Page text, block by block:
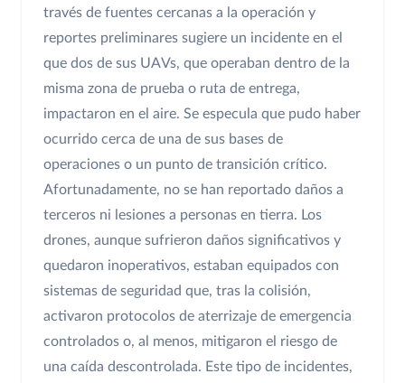
través de fuentes cercanas a la operación y
reportes preliminares sugiere un incidente en el
que dos de sus UAVs, que operaban dentro de la
misma zona de prueba o ruta de entrega,
impactaron en el aire. Se especula que pudo haber
ocurrido cerca de una de sus bases de
operaciones o un punto de transición crítico.
Afortunadamente, no se han reportado daños a
terceros ni lesiones a personas en tierra. Los
drones, aunque sufrieron daños significativos y
quedaron inoperativos, estaban equipados con
sistemas de seguridad que, tras la colisión,
activaron protocolos de aterrizaje de emergencia
controlados o, al menos, mitigaron el riesgo de
una caída descontrolada. Este tipo de incidentes,